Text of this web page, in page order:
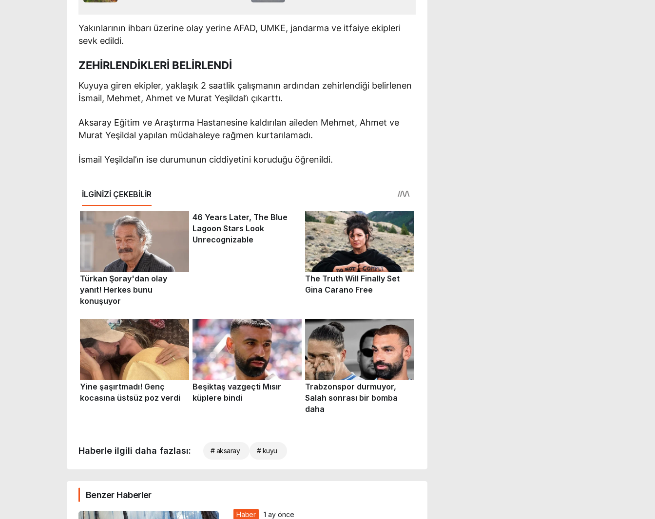
Yakınlarının ihbarı üzerine olay yerine AFAD, UMKE, jandarma ve itfaiye ekipleri
sevk edildi.
ZEHİRLENDİKLERİ BELİRLENDİ
Kuyuya giren ekipler, yaklaşık 2 saatlik çalışmanın ardından zehirlendiği belirlenen
İsmail, Mehmet, Ahmet ve Murat Yeşildal’ı çıkarttı.
Aksaray Eğitim ve Araştırma Hastanesine kaldırılan aileden Mehmet, Ahmet ve
Murat Yeşildal yapılan müdahaleye rağmen kurtarılamadı.
İsmail Yeşildal’ın ise durumunun ciddiyetini koruduğu öğrenildi.
Haberle ilgili daha fazlası: # aksaray # kuyu
Benzer Haberler
Haber 1 ay önce